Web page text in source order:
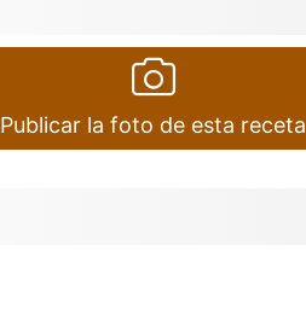
Publicar la foto de esta receta